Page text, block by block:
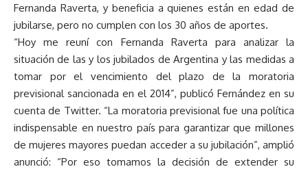
Fernanda Raverta, y beneficia a quienes están en edad de
jubilarse, pero no cumplen con los 30 años de aportes.
“Hoy me reuní con Fernanda Raverta para analizar la
situación de las y los jubilados de Argentina y las medidas a
tomar por el vencimiento del plazo de la moratoria
previsional sancionada en el 2014”, publicó Fernández en su
cuenta de Twitter. “La moratoria previsional fue una política
indispensable en nuestro país para garantizar que millones
de mujeres mayores puedan acceder a su jubilación”, amplió
anunció: “Por eso tomamos la decisión de extender su